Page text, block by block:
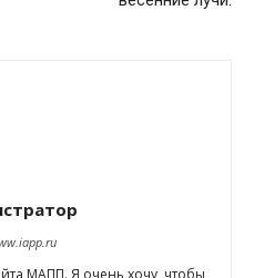
МАПП. Я очень хочу, чтобы